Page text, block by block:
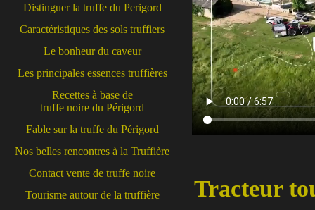
Distinguer la truffe du Perigord
Caractéristiques des sols truffiers
Le bonheur du caveur
Les principales essences truffières
Recettes à base de
truffe noire du Périgord
Fable sur la truffe du Périgord
Nos belles rencontres à la Truffière
Contact vente de truffe noire
Tourisme autour de la truffière
Tracteur